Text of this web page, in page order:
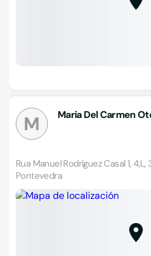
M Maria Del Carmen
Rua Manuel Rodríguez Casal 1, 4;L,
Pontevedra